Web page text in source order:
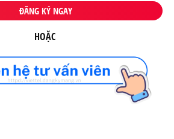
ĐĂNG KÝ NGAY
HOẶC